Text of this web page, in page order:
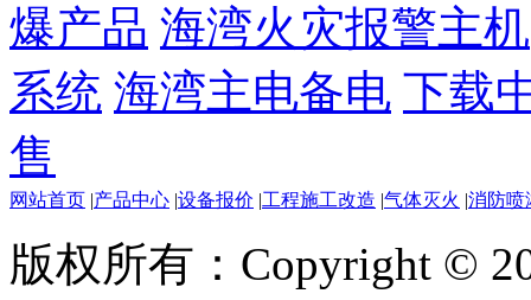
爆产品 海湾火灾报警主机
系统 海湾主电备电 下载
售
网站首页 |产品中心 |设备报价 |工程施工改造 |气体灭火 |消防喷
版权所有：Copyright ©